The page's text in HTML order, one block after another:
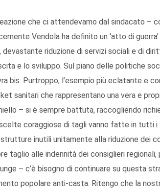
reazione che ci attendevamo dal sindacato –
Vendola ha definito un ‘atto di
devastante riduzione di servizi sociali e di
e lo sviluppo. Sul piano delle politiche
bis. Purtroppo, l’esempio più eclatante e
sanitari che rappresentano una vera e
– si è sempre battuta, raccogliendo
coraggiose di tagli vanno fatte in tutti
inutili unitamente alla riduzione dei
taglio alle indennità dei consiglieri
– c’è bisogno di continuare su questa
popolare anti-casta. Ritengo che la